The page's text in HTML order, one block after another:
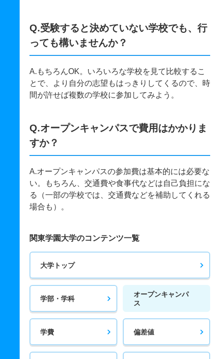
Q.受験すると決めていない学校でも、行
っても構いませんか？
A.もちろんOK。いろいろな学校を見て比較するこ
とで、より自分の志望もはっきりしてくるので、時
間が許せば複数の学校に参加してみよう。
Q.オープンキャンパスで費用はかかりま
すか？
A.オープンキャンパスの参加費は基本的には必要な
い。もちろん、交通費や食事代などは自己負担にな
る（一部の学校では、交通費などを補助してくれる
場合も）。
関東学園大学のコンテンツ一覧
大学トップ
学部・学科
オープンキャンパ
ス
学費 偏差値